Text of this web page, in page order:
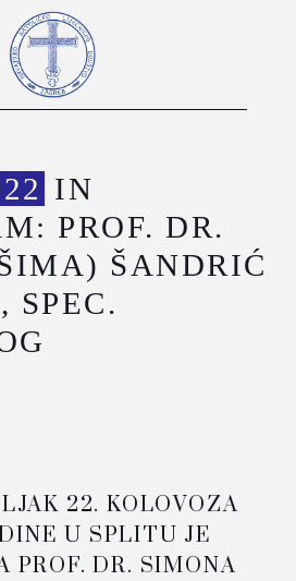
IN
PROF. DR.
ŠANDRIĆ
SPEC.
22. KOLOVOZA
U SPLITU JE
PROF. DR. SIMONA